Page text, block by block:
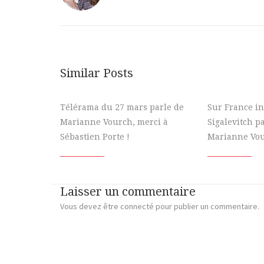
Similar Posts
Télérama du 27 mars parle de
Marianne Vourch, merci à
Sébastien Porte !
Sur France
Sigalevitch
Marianne
Laisser un commentaire
Vous devez être connecté pour publier un commentaire.